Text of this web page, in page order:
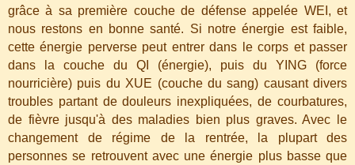
grâce à sa première couche de défense appelée WEI, et
nous restons en bonne santé. Si notre énergie est faible,
cette énergie perverse peut entrer dans le corps et passer
dans la couche du QI (énergie), puis du YING (force
nourricière) puis du XUE (couche du sang) causant divers
troubles partant de douleurs inexpliquées, de courbatures,
de fièvre jusqu'à des maladies bien plus graves. Avec le
changement de régime de la rentrée, la plupart des
personnes se retrouvent avec une énergie plus basse que